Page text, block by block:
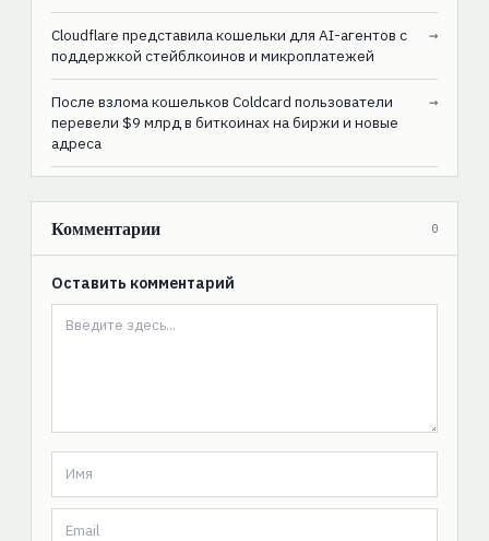
Cloudflare представила кошельки для AI-агентов с
поддержкой стейблкоинов и микроплатежей
→
После взлома кошельков Coldcard пользователи
перевели $9 млрд в биткоинах на биржи и новые
адреса
→
Комментарии 0
Оставить комментарий